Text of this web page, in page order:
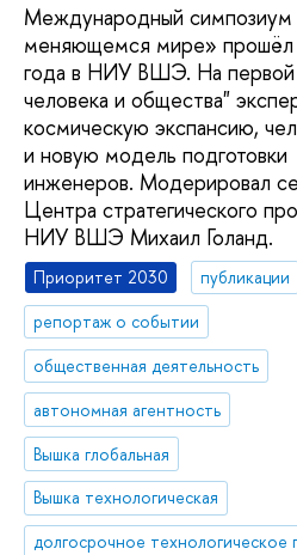
Международный
меняющемся мире»
года в НИУ ВШЭ. На первой
человека и общества"
космическую экспансию,
и новую модель подготовки
инженеров. Модерировал
Центра стратегического
НИУ ВШЭ Михаил Голанд.
Приоритет 2030
публикации
репортаж о событии
общественная деятельность
автономная агентность
Вышка глобальная
Вышка технологическая